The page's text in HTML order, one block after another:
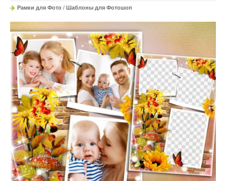
Рамки для Фото / Шаблоны для Фотошоп